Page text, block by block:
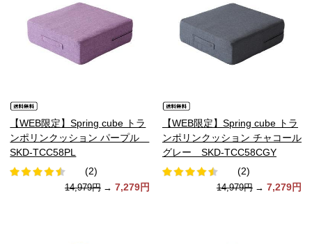
【WEB限定】Spring cube トラ
ンポリンクッション パープル
SKD-TCC58PL
(2)
14,979円 → 7,279円
【WEB限定】Spring cube トラ
ンポリンクッション チャコール
グレー SKD-TCC58CGY
(2)
14,979円 → 7,279円